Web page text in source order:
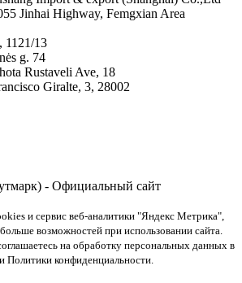
Jinhai Highway, Femgxian Area
1121/13
g. 74
Rustaveli Ave, 18
Giralte, 3, 28002
- Официальный сайт
и сервис веб-аналитики "Яндекс Метрика",
возможностей при использовании сайта.
на обработку персональных данных в
Политики конфиденциальности.